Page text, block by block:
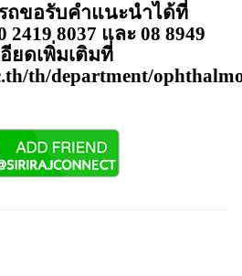
ถขอรับคำแนะนำได้ที่
2419 8037 และ 08 8949
ยดเพิ่มเติมที่
th/department/